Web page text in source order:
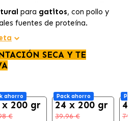
para gatitos, con pollo y
fuentes de proteína.
contenido de
artificiales.
para elcrecimiento saludable
en la dieta de los felinos
SECA Y TE
ahorro
x 200 gr
€
Pack ahorro
24 x 200 gr
39.96 €